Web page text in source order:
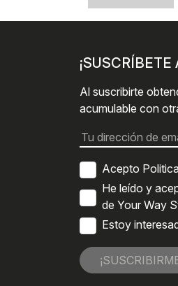
Al suscribirte
acumulable con
Acepto
He leído y
de Your Way
Estoy